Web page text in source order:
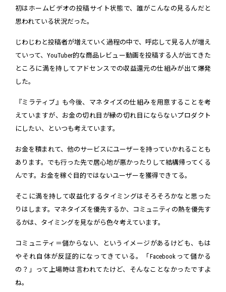
初はホームビデオの投稿サイト状態で、誰がこんなの見るんだと
思われている状況だった。
じわじわと投稿者が増えていく過程の中で、呼応して見る人が増え
ていって、YouTuber的な商品レビュー動画を投稿する人が出てきた
ところに満を持してアドセンスでの収益還元の仕組みが出て爆発
した。
『ミラティブ』も今後、マネタイズの仕組みを用意することを考
えていますが、お金の切れ目が縁の切れ目にならないプロダクト
にしたい、といつも考えています。
お金を積まれて、他のサービスにユーザーを持っていかれることも
あります。でも行った先で居心地が悪かったりして結構帰ってくる
んです。お金を稼ぐ目的ではないユーザーを獲得できてる。
そこに満を持して収益化するタイミングはそろそろかなと思った
りはします。マネタイズを優先するか、コミュニティの熱を優先す
るかは、タイミングを見ながら色々考えています。
コミュニティ＝儲からない、というイメージがあるけども、もは
やそれ自体が反証的になってきている。「Facebookって儲かる
の？」って上場時は言われてたけど、そんなことなかったですよ
ね。